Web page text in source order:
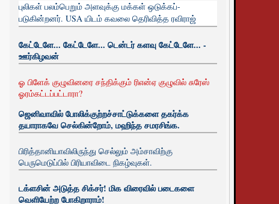
புலிகள் பலம்பெறும் அளவுக்கு மக்கள் ஒடுக்கப்-
படுகின்றனர். USA யிடம் கவலை தெரிவித்த ரவிராஜ்
கேட்டேளே... கேட்டேளே... டென்டர் களவு கேட்டேளே... -
ஊர்கிழவன்
ஓ பிளேக் குழுவினரை சந்திக்கும் ரிஎன்ஏ குழுவில் சுரேஸ்
ஓரம்கட்டப்பட்டாரா?
ஜெனிவாவில் போலிக்குற்றச்சாட்டுக்களை தகர்க்க
தயாராகவே செல்கின்றோம், மஹிந்த சமரசிங்க.
பிரித்தானியாவிலிருந்து செல்லும் அம்சாவிற்கு
பெருமெடுப்பில் பிரியாவிடை நிகழ்வுகள்.
டக்ளசின் அடுத்த சிக்சர்! மிக விரைவில் படைகளை
வெளியேற்ற போகிறாராம்!